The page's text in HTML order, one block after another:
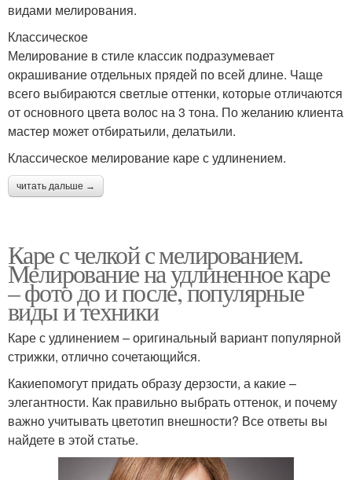
видами мелирования.
Классическое
Мелирование в стиле классик подразумевает
окрашивание отдельных прядей по всей длине. Чаще
всего выбираются светлые оттенки, которые отличаются
от основного цвета волос на 3 тона. По желанию клиента
мастер может отбиратьили, делатьили.
Классическое мелирование каре с удлинением.
читать дальше →
Каре с челкой с мелированием.
Мелирование на удлиненное каре
– фото до и после, популярные
виды и техники
Каре с удлинением – оригинальный вариант популярной
стрижки, отлично сочетающийся.
Какиепомогут придать образу дерзости, а какие –
элегантности. Как правильно выбрать оттенок, и почему
важно учитывать цветотип внешности? Все ответы вы
найдете в этой статье.